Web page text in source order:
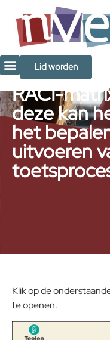
inhoud
Lid worden
RACI-
deze kan
het
uitvoeren
Klik op de
te openen.